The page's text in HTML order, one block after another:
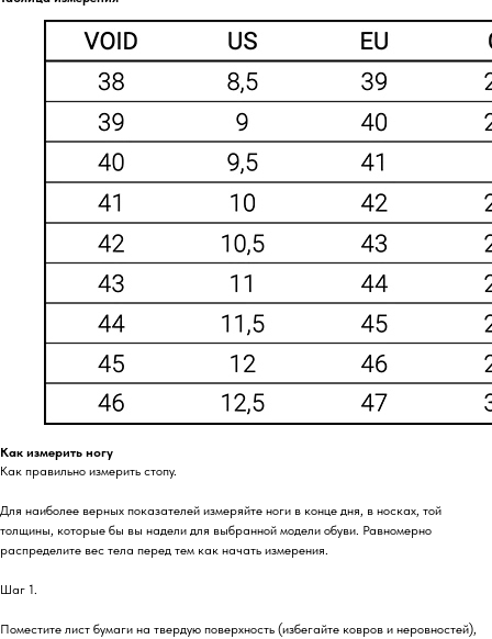
Как измерить ногу
Как правильно измерить стопу.
Для наиболее верных показателей измеряйте ноги в конце дня, в носках, той
толщины, которые бы вы надели для выбранной модели обуви. Равномерно
распределите вес тела перед тем как начать измерения.
Шаг 1.
Поместите лист бумаги на твердую поверхность (избегайте ковров и неровностей),